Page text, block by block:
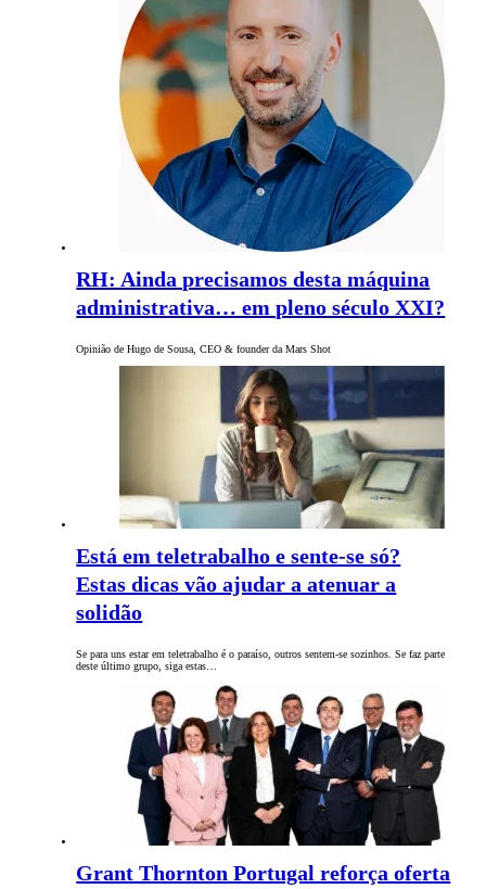
RH: Ainda precisamos desta máquina
administrativa… em pleno século XXI?
Opinião de Hugo de Sousa, CEO & founder da Mars Shot
Está em teletrabalho e sente-se só?
Estas dicas vão ajudar a atenuar a
solidão
Se para uns estar em teletrabalho é o paraíso, outros sentem-se sozinhos. Se faz parte
deste último grupo, siga estas…
Grant Thornton Portugal reforça oferta